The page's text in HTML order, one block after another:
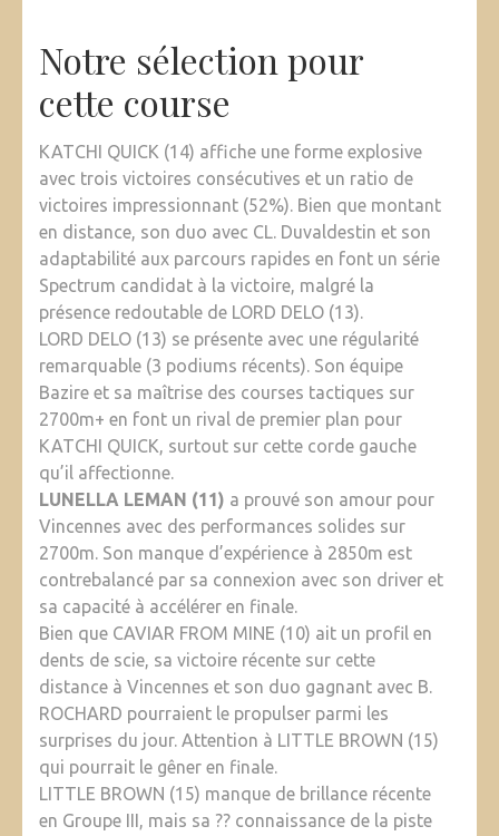
Notre sélection pour
cette course
KATCHI QUICK (14) affiche une forme explosive
avec trois victoires consécutives et un ratio de
victoires impressionnant (52%). Bien que montant
en distance, son duo avec CL. Duvaldestin et son
adaptabilité aux parcours rapides en font un série
Spectrum candidat à la victoire, malgré la
présence redoutable de LORD DELO (13).
LORD DELO (13) se présente avec une régularité
remarquable (3 podiums récents). Son équipe
Bazire et sa maîtrise des courses tactiques sur
2700m+ en font un rival de premier plan pour
KATCHI QUICK, surtout sur cette corde gauche
qu’il affectionne.
LUNELLA LEMAN (11) a prouvé son amour pour
Vincennes avec des performances solides sur
2700m. Son manque d’expérience à 2850m est
contrebalancé par sa connexion avec son driver et
sa capacité à accélérer en finale.
Bien que CAVIAR FROM MINE (10) ait un profil en
dents de scie, sa victoire récente sur cette
distance à Vincennes et son duo gagnant avec B.
ROCHARD pourraient le propulser parmi les
surprises du jour. Attention à LITTLE BROWN (15)
qui pourrait le gêner en finale.
LITTLE BROWN (15) manque de brillance récente
en Groupe III, mais sa ?? connaissance de la piste